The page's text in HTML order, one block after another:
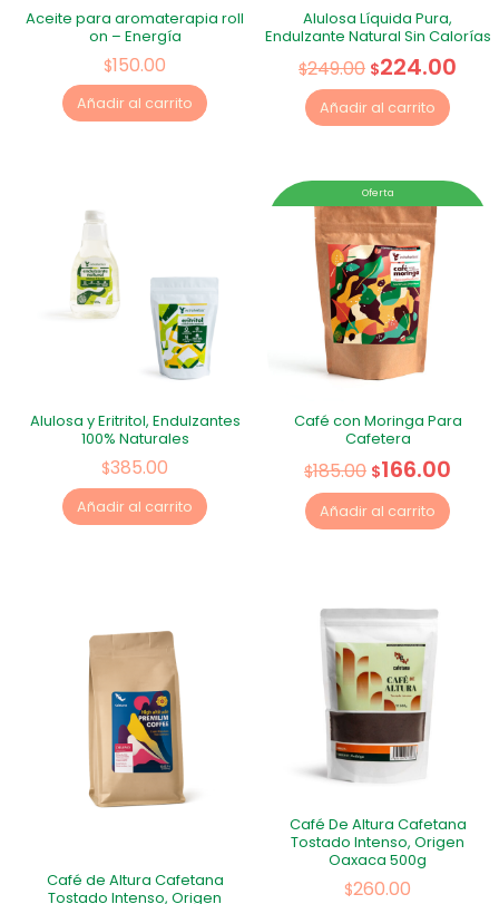
Aceite para aromaterapia roll
on – Energía
$150.00
Añadir al carrito
Alulosa Líquida Pura,
Endulzante Natural Sin Calorías
$249.00 $224.00
Añadir al carrito
Alulosa y Eritritol, Endulzantes
100% Naturales
$385.00
Añadir al carrito
Oferta
Café con Moringa Para
Cafetera
$185.00 $166.00
Añadir al carrito
Café de Altura Cafetana
Tostado Intenso, Origen
Café De Altura Cafetana
Tostado Intenso, Origen
Oaxaca 500g
$260.00